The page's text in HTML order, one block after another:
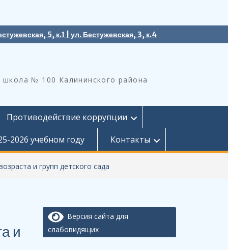
5, к.1 | ул. Бестужевская, 3, к.4
№ 100 Калининского района
Противодействие коррупции
2026 учебном году
Контакты
и групп детского сада
и
Версия сайта для
слабовидящих